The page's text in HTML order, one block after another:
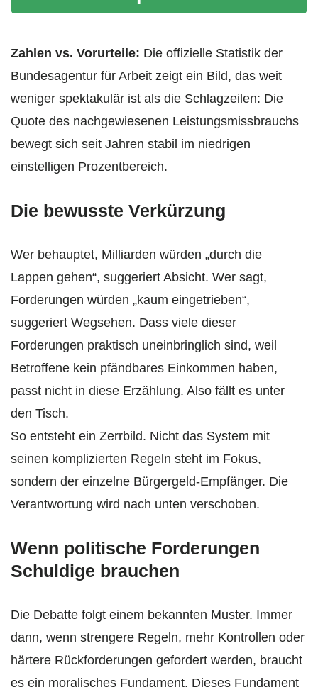
Zahlen vs. Vorurteile: Die offizielle Statistik der
Bundesagentur für Arbeit zeigt ein Bild, das weit
weniger spektakulär ist als die Schlagzeilen: Die
Quote des nachgewiesenen Leistungsmissbrauchs
bewegt sich seit Jahren stabil im niedrigen
einstelligen Prozentbereich.
Die bewusste Verkürzung
Wer behauptet, Milliarden würden „durch die
Lappen gehen“, suggeriert Absicht. Wer sagt,
Forderungen würden „kaum eingetrieben“,
suggeriert Wegsehen. Dass viele dieser
Forderungen praktisch uneinbringlich sind, weil
Betroffene kein pfändbares Einkommen haben,
passt nicht in diese Erzählung. Also fällt es unter
den Tisch.
So entsteht ein Zerrbild. Nicht das System mit
seinen komplizierten Regeln steht im Fokus,
sondern der einzelne Bürgergeld-Empfänger. Die
Verantwortung wird nach unten verschoben.
Wenn politische Forderungen
Schuldige brauchen
Die Debatte folgt einem bekannten Muster. Immer
dann, wenn strengere Regeln, mehr Kontrollen oder
härtere Rückforderungen gefordert werden, braucht
es ein moralisches Fundament. Dieses Fundament